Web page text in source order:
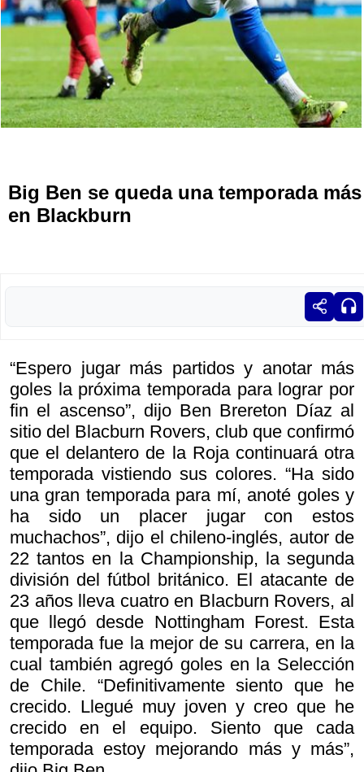
Big Ben se queda una temporada más
en Blackburn
“Espero jugar más partidos y anotar más
goles la próxima temporada para lograr por
fin el ascenso”, dijo Ben Brereton Díaz al
sitio del Blacburn Rovers, club que confirmó
que el delantero de la Roja continuará otra
temporada vistiendo sus colores. “Ha sido
una gran temporada para mí, anoté goles y
ha sido un placer jugar con estos
muchachos”, dijo el chileno-inglés, autor de
22 tantos en la Championship, la segunda
división del fútbol británico. El atacante de
23 años lleva cuatro en Blacburn Rovers, al
que llegó desde Nottingham Forest. Esta
temporada fue la mejor de su carrera, en la
cual también agregó goles en la Selección
de Chile. “Definitivamente siento que he
crecido. Llegué muy joven y creo que he
crecido en el equipo. Siento que cada
temporada estoy mejorando más y más”,